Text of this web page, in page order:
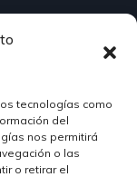
tecnologías como
del
nos permitirá
o las
o retirar el